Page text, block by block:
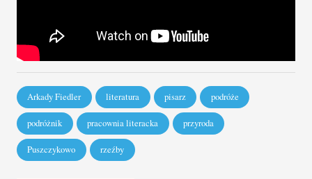
Arkady Fiedler literatura pisarz podróże
podróżnik pracownia literacka przyroda
Puszczykowo rzeźby